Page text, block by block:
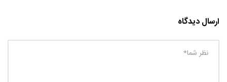
ارسال دیدگاه